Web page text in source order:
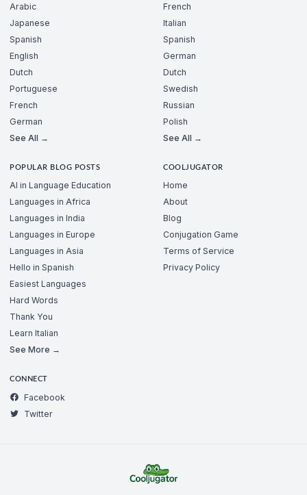
Arabic
Japanese
Spanish
English
Dutch
Portuguese
French
German
See All →
French
Italian
Spanish
German
Dutch
Swedish
Russian
Polish
See All →
POPULAR BLOG POSTS
AI in Language Education
Languages in Africa
Languages in India
Languages in Europe
Languages in Asia
Hello in Spanish
Easiest Languages
Hard Words
Thank You
Learn Italian
See More →
COOLJUGATOR
Home
About
Blog
Conjugation Game
Terms of Service
Privacy Policy
CONNECT
Facebook
Twitter